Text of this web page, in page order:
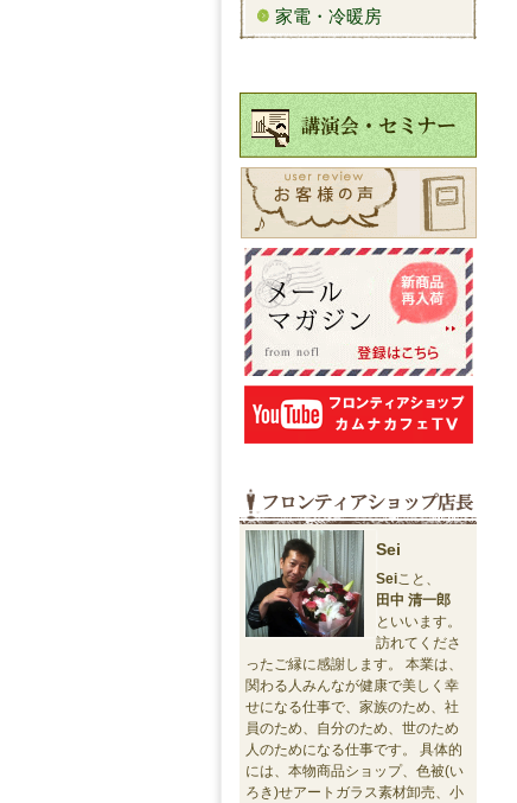
家電・冷暖房
Sei
Sei こと、
田中 清一郎
といいます。
訪れてくださ
ったご縁に感謝します。 本業は、
関わる人みんなが健康で美しく幸
せになる仕事で、家族のため、社
員のため、自分のため、世のため
人のためになる仕事です。 具体的
には、本物商品ショップ、色被(い
ろき)せアートガラス素材卸売、小